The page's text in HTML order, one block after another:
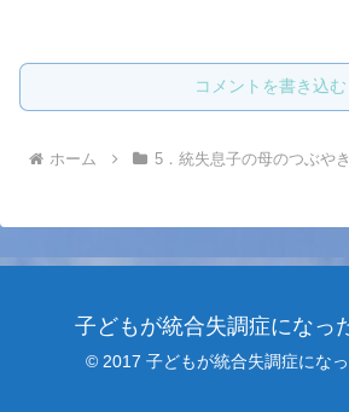
コメントを書き込む
ホーム 5．統失息子の母のつぶやき
子どもが統合失調症になっ
© 2017 子どもが統合失調症にな